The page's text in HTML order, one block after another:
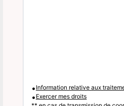
• Information relative aux
• Exercer mes droits